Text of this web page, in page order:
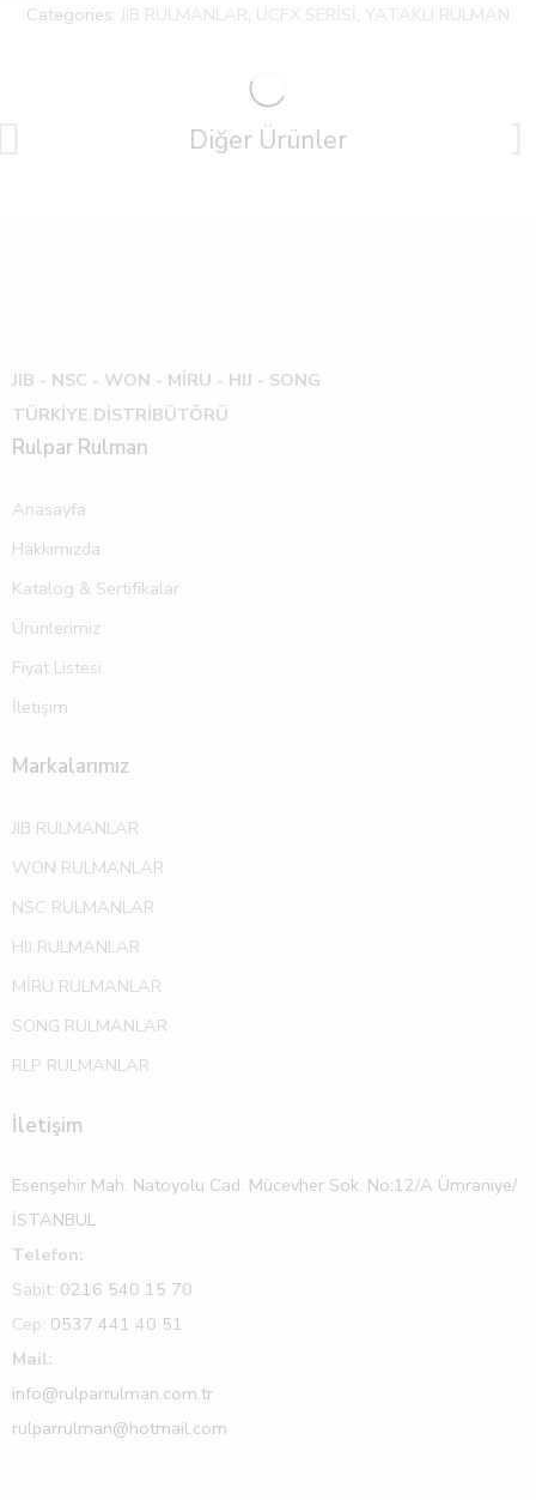
Categories: JIB RULMANLAR, UCFX SERİSİ , YATAKLI RULMAN
Diğer Ürünler
JIB - NSC - WON - MİRU - HIJ - SONG
TÜRKİYE DİSTRİBÜTÖRÜ
Rulpar Rulman
Anasayfa
Hakkımızda
Katalog & Sertifikalar
Ürünlerimiz
Fiyat Listesi
İletişim
Markalarımız
JIB RULMANLAR
WON RULMANLAR
NSC RULMANLAR
HIJ RULMANLAR
MİRU RULMANLAR
SONG RULMANLAR
RLP RULMANLAR
İletişim
Esenşehir Mah. Natoyolu Cad. Mücevher Sok. No:12/A Ümraniye/
İSTANBUL
Telefon:
Sabit: 0216 540 15 70
Cep: 0537 441 40 51
Mail:
info@rulparrulman.com.tr
rulparrulman@hotmail.com